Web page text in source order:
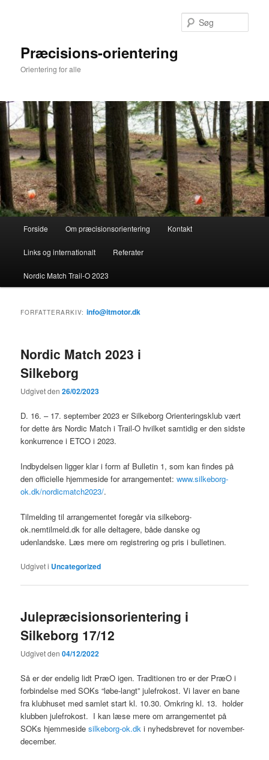
Præcisions-orientering
Orientering for alle
Forside Om præcisionsorientering Kontakt
Links og internationalt Referater
Nordic Match Trail-O 2023
FORFATTERARKIV:info@itmotor.dk
Nordic Match 2023 i
Silkeborg
Udgivet den26/02/2023
D. 16. – 17. september 2023 er Silkeborg Orienteringsklub vært
for dette års Nordic Match i Trail-O hvilket samtidig er den sidste
konkurrence i ETCO i 2023.
Indbydelsen ligger klar i form af Bulletin 1, som kan findes på
den officielle hjemmeside for arrangementet:www.silkeborg-
ok.dk/nordicmatch2023/.
Tilmelding til arrangementet foregår via silkeborg-
ok.nemtilmeld.dk for alle deltagere, både danske og
udenlandske. Læs mere om registrering og pris i bulletinen.
Udgivet i Uncategorized
Julepræcisionsorientering i
Silkeborg 17/12
Udgivet den04/12/2022
Så er der endelig lidt PræO igen. Traditionen tro er der PræO i
forbindelse med SOKs “løbe-langt” julefrokost. Vi laver en bane
fra klubhuset med samlet start kl. 10.30. Omkring kl. 13. holder
klubben julefrokost. I kan læse mere om arrangementet på
SOKs hjemmesidesilkeborg-ok.dk i nyhedsbrevet for november-
december.